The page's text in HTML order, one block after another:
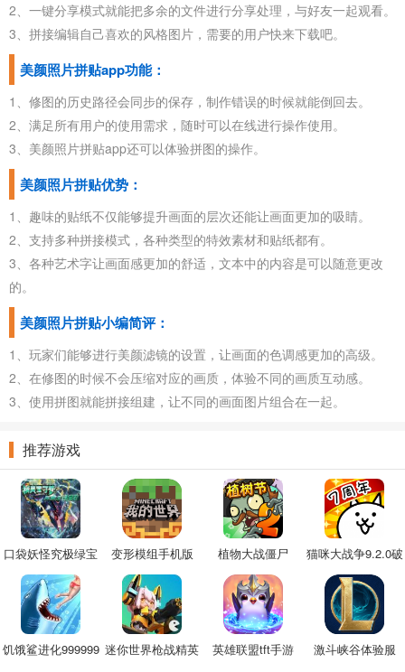
2、一键分享模式就能把多余的文件进行分享处理，与好友一起观看。
3、拼接编辑自己喜欢的风格图片，需要的用户快来下载吧。
美颜照片拼贴app功能：
1、修图的历史路径会同步的保存，制作错误的时候就能倒回去。
2、满足所有用户的使用需求，随时可以在线进行操作使用。
3、美颜照片拼贴app还可以体验拼图的操作。
美颜照片拼贴优势：
1、趣味的贴纸不仅能够提升画面的层次还能让画面更加的吸睛。
2、支持多种拼接模式，各种类型的特效素材和贴纸都有。
3、各种艺术字让画面感更加的舒适，文本中的内容是可以随意更改
的。
美颜照片拼贴小编简评：
1、玩家们能够进行美颜滤镜的设置，让画面的色调感更加的高级。
2、在修图的时候不会压缩对应的画质，体验不同的画质互动感。
3、使用拼图就能拼接组建，让不同的画面图片组合在一起。
推荐游戏
口袋妖怪究极绿宝
石4.B金手指
变形模组手机版
植物大战僵尸
22.4.8破解版
猫咪大战争9.2.0破
解版
饥饿鲨进化999999 迷你世界枪战精英
英雄联盟tft手游 激斗峡谷体验服